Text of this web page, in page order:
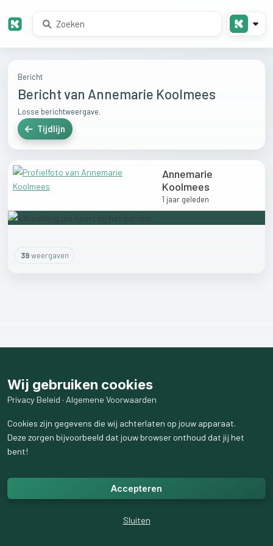
Bericht
Bericht van Annemarie Koolmees
Losse berichtweergave.
Tijdlijn
Annemarie
Koolmees
1 jaar geleden
39weergaven
Wij gebruiken cookies
Privacy Beleid · Algemene Voorwaarden
Cookies zijn gegevens die wij achterlaten op jouw apparaat.
Deze zorgen bijvoorbeeld dat jouw browser onthoud dat jij het
bent!
Accepteren
Sluiten